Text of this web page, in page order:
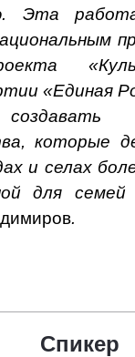
Эта
«Единая
которые
и селах
для
.
Спикер